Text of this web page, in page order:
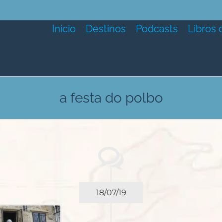
Inicio Destinos Podcasts Libros
a festa do polbo
18/07/19